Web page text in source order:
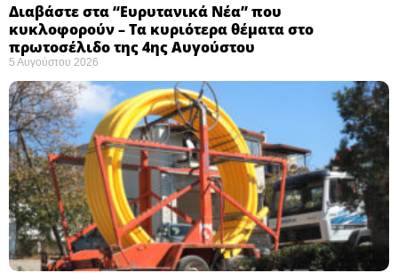
Διαβάστε στα “Ευρυτανικά Νέα” που
κυκλοφορούν – Τα κυριότερα θέματα στο
πρωτοσέλιδο της 4ης Αυγούστου
5 Αυγούστου 2026